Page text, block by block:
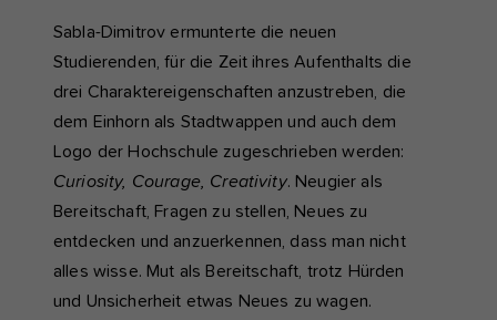
Sabla-Dimitrov ermunterte die neuen
Studierenden, für die Zeit ihres Aufenthalts die
drei Charaktereigenschaften anzustreben, die
dem Einhorn als Stadtwappen und auch dem
Logo der Hochschule zugeschrieben werden:
Curiosity, Courage, Creativity. Neugier als
Bereitschaft, Fragen zu stellen, Neues zu
entdecken und anzuerkennen, dass man nicht
alles wisse. Mut als Bereitschaft, trotz Hürden
und Unsicherheit etwas Neues zu wagen.